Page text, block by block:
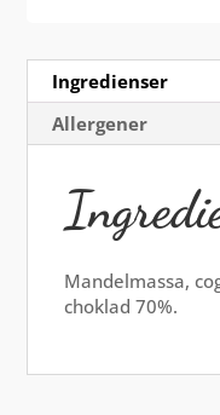
Ingredienser
Allergener
Mandelmassa,
choklad 70%.